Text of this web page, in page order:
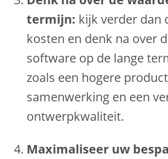
termijn: kijk verder dan
kosten en denk na over
software op de lange
zoals een hogere
samenwerking en een
ontwerpkwaliteit.
Maximaliseer uw